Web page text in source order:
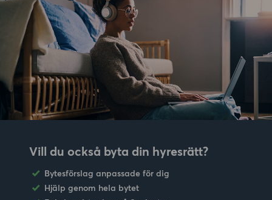
Vill du också byta din hyresrätt?
Bytesförslag anpassade för dig
Hjälp genom hela bytet